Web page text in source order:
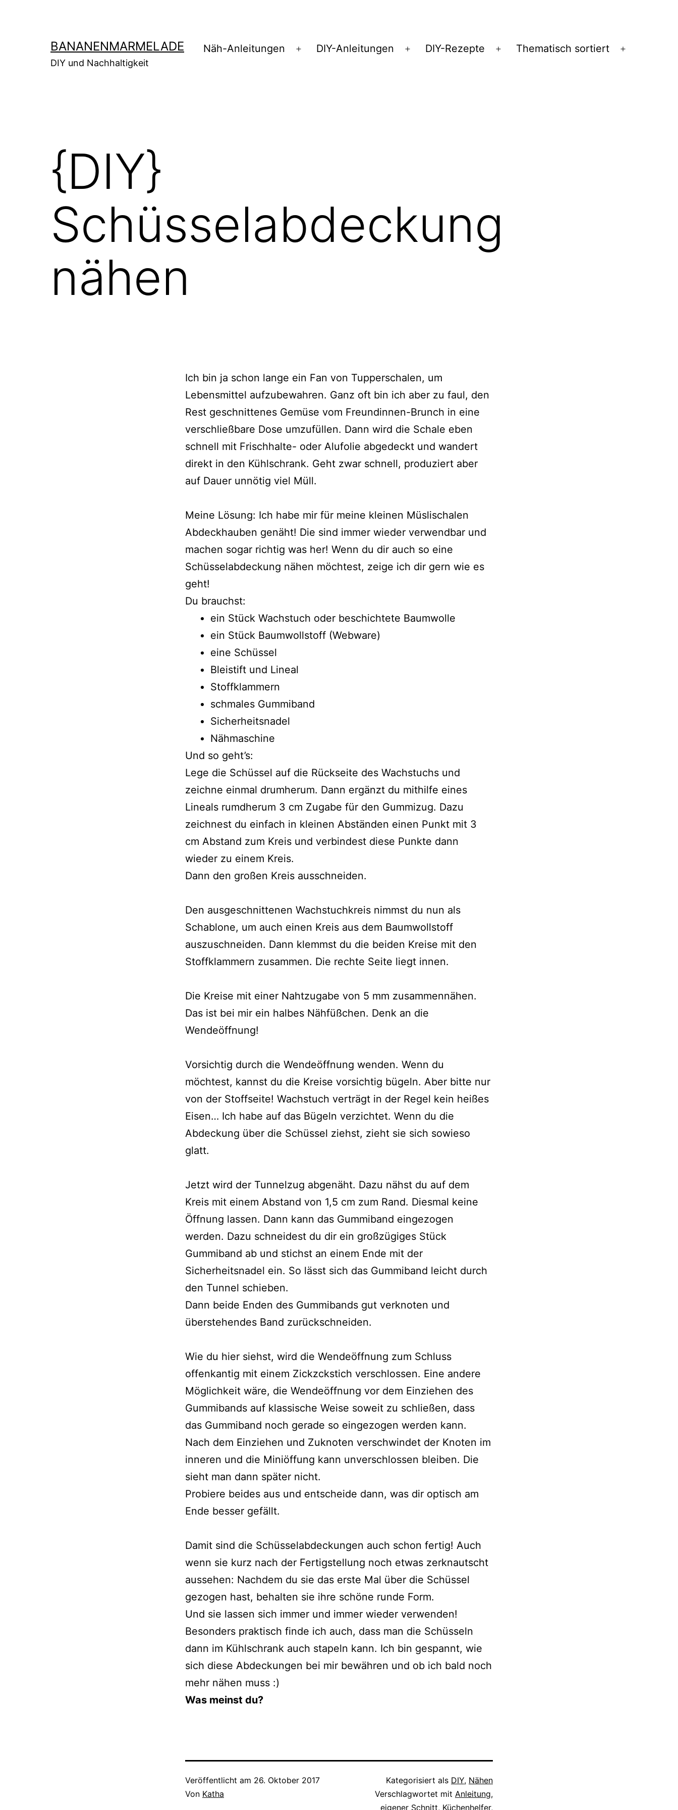
BANANENMARMELADE
DIY und Nachhaltigkeit
Näh-Anleitungen
Menü
DIY-Anleitungen
Menü
DIY-Rezepte
Menü
Thematisch sortiert
{DIY}
Schüsselabdeckung
nähen
Ich bin ja schon lange ein Fan von Tupperschalen, um
Lebensmittel aufzubewahren. Ganz oft bin ich aber zu faul, den
Rest geschnittenes Gemüse vom Freundinnen-Brunch in eine
verschließbare Dose umzufüllen. Dann wird die Schale eben
schnell mit Frischhalte- oder Alufolie abgedeckt und wandert
direkt in den Kühlschrank. Geht zwar schnell, produziert aber
auf Dauer unnötig viel Müll.
Meine Lösung: Ich habe mir für meine kleinen Müslischalen
Abdeckhauben genäht! Die sind immer wieder verwendbar und
machen sogar richtig was her! Wenn du dir auch so eine
Schüsselabdeckung nähen möchtest, zeige ich dir gern wie es
geht!
Du brauchst:
ein Stück Wachstuch oder beschichtete Baumwolle
ein Stück Baumwollstoff (Webware)
eine Schüssel
Bleistift und Lineal
Stoffklammern
schmales Gummiband
Sicherheitsnadel
Nähmaschine
Und so geht’s:
Lege die Schüssel auf die Rückseite des Wachstuchs und
zeichne einmal drumherum. Dann ergänzt du mithilfe eines
Lineals rumdherum 3 cm Zugabe für den Gummizug. Dazu
zeichnest du einfach in kleinen Abständen einen Punkt mit 3
cm Abstand zum Kreis und verbindest diese Punkte dann
wieder zu einem Kreis.
Dann den großen Kreis ausschneiden.
Den ausgeschnittenen Wachstuchkreis nimmst du nun als
Schablone, um auch einen Kreis aus dem Baumwollstoff
auszuschneiden. Dann klemmst du die beiden Kreise mit den
Stoffklammern zusammen. Die rechte Seite liegt innen.
Die Kreise mit einer Nahtzugabe von 5 mm zusammennähen.
Das ist bei mir ein halbes Nähfüßchen. Denk an die
Wendeöffnung!
Vorsichtig durch die Wendeöffnung wenden. Wenn du
möchtest, kannst du die Kreise vorsichtig bügeln. Aber bitte nur
von der Stoffseite! Wachstuch verträgt in der Regel kein heißes
Eisen… Ich habe auf das Bügeln verzichtet. Wenn du die
Abdeckung über die Schüssel ziehst, zieht sie sich sowieso
glatt.
Jetzt wird der Tunnelzug abgenäht. Dazu nähst du auf dem
Kreis mit einem Abstand von 1,5 cm zum Rand. Diesmal keine
Öffnung lassen. Dann kann das Gummiband eingezogen
werden. Dazu schneidest du dir ein großzügiges Stück
Gummiband ab und stichst an einem Ende mit der
Sicherheitsnadel ein. So lässt sich das Gummiband leicht durch
den Tunnel schieben.
Dann beide Enden des Gummibands gut verknoten und
überstehendes Band zurückschneiden.
Wie du hier siehst, wird die Wendeöffnung zum Schluss
offenkantig mit einem Zickzckstich verschlossen. Eine andere
Möglichkeit wäre, die Wendeöffnung vor dem Einziehen des
Gummibands auf klassische Weise soweit zu schließen, dass
das Gummiband noch gerade so eingezogen werden kann.
Nach dem Einziehen und Zuknoten verschwindet der Knoten im
inneren und die Miniöffung kann unverschlossen bleiben. Die
sieht man dann später nicht.
Probiere beides aus und entscheide dann, was dir optisch am
Ende besser gefällt.
Damit sind die Schüsselabdeckungen auch schon fertig! Auch
wenn sie kurz nach der Fertigstellung noch etwas zerknautscht
aussehen: Nachdem du sie das erste Mal über die Schüssel
gezogen hast, behalten sie ihre schöne runde Form.
Und sie lassen sich immer und immer wieder verwenden!
Besonders praktisch finde ich auch, dass man die Schüsseln
dann im Kühlschrank auch stapeln kann. Ich bin gespannt, wie
sich diese Abdeckungen bei mir bewähren und ob ich bald noch
mehr nähen muss :)
Was meinst du?
Veröffentlicht am 26. Oktober 2017
Von Katha
Kategorisiert als DIY, Nähen
Verschlagwortet mit Anleitung,
eigener Schnitt, Küchenhelfer,